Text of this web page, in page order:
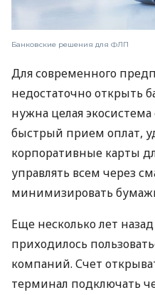
Банковские решения для ФЛП
Для современного
недостаточно открыть
нужна целая
быстрый прием оплат,
корпоративные карты
управлять всем через
минимизировать
Еще несколько лет
приходилось
компаний. Счет
терминал подключать